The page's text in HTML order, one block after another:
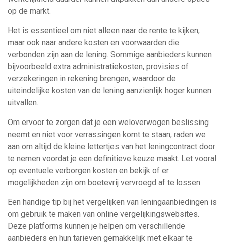
op de markt.
Het is essentieel om niet alleen naar de rente te kijken,
maar ook naar andere kosten en voorwaarden die
verbonden zijn aan de lening. Sommige aanbieders kunnen
bijvoorbeeld extra administratiekosten, provisies of
verzekeringen in rekening brengen, waardoor de
uiteindelijke kosten van de lening aanzienlijk hoger kunnen
uitvallen.
Om ervoor te zorgen dat je een weloverwogen beslissing
neemt en niet voor verrassingen komt te staan, raden we
aan om altijd de kleine lettertjes van het leningcontract door
te nemen voordat je een definitieve keuze maakt. Let vooral
op eventuele verborgen kosten en bekijk of er
mogelijkheden zijn om boetevrij vervroegd af te lossen.
Een handige tip bij het vergelijken van leningaanbiedingen is
om gebruik te maken van online vergelijkingswebsites.
Deze platforms kunnen je helpen om verschillende
aanbieders en hun tarieven gemakkelijk met elkaar te